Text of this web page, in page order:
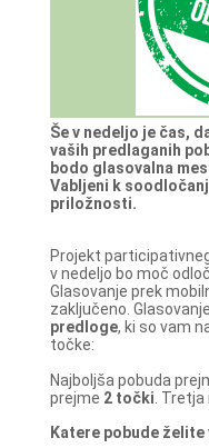
Še v nedeljo je čas,
vaših predlaganih
bodo glasovalna
Vabljeni k
priložnosti.
Projekt
v nedeljo bo moč
Glasovanje prek
zaključeno.
predloge, ki so vam
točke:
Najboljša pobuda
prejme 2 točki .
Katere pobude